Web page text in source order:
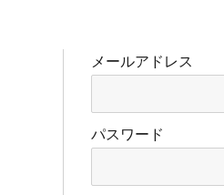
メールアドレス
パスワード